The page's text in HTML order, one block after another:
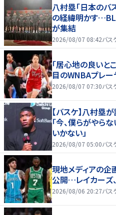
八村塁「日本のバ
の経緯明かす
が集結
2026/08/07 08:42バス
「居心地の良い
目のWNBAプレ
2026/08/07 07:30バス
【バスケ】八村塁
「今、僕らがやら
いかない」
2026/08/07 05:00バス
現地メディアの企
公開…レイカーズ
2026/08/06 20:27バス